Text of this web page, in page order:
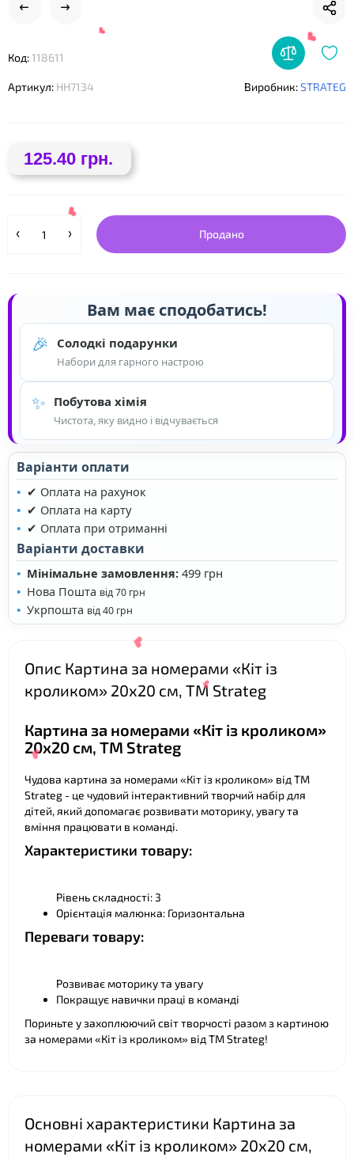
Код:118611
Артикул: HH7134 Виробник:STRATEG
125.40 грн.
Продано
Вам має сподобатись!
🎉 Солодкі подарунки
Набори для гарного настрою
✨ Побутова хімія
Чистота, яку видно і відчувається
Варіанти оплати
✔ Оплата на рахунок
✔ Оплата на карту
✔ Оплата при отриманні
Варіанти доставки
Мінімальне замовлення: 499 грн
Нова Пошта від 70 грн
Укрпошта від 40 грн
Опис Картина за номерами «Кіт із
кроликом» 20х20 см, ТМ Strateg
Картина за номерами «Кіт із кроликом»
20х20 см, ТМ Strateg
Чудова картина за номерами «Кіт із кроликом» від ТМ
Strateg - це чудовий інтерактивний творчий набір для
дітей, який допомагає розвивати моторику, увагу та
вміння працювати в команді.
Характеристики товару:
Рівень складності: 3
Орієнтація малюнка: Горизонтальна
Переваги товару:
Розвиває моторику та увагу
Покращує навички праці в команді
Пориньте у захоплюючий світ творчості разом з картиною
за номерами «Кіт із кроликом» від ТМ Strateg!
Основні характеристики Картина за
номерами «Кіт із кроликом» 20х20 см,
❤
❤